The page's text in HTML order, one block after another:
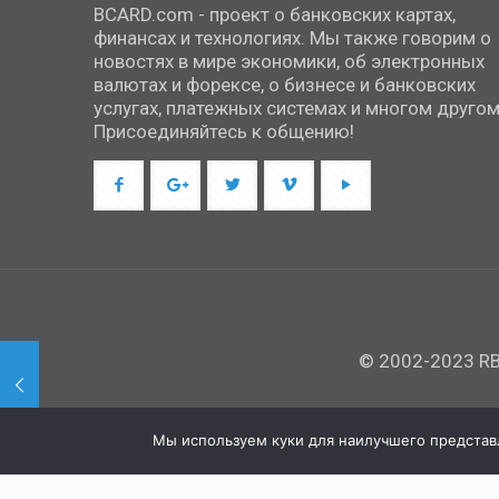
BCARD.com - проект о банковских картах,
финансах и технологиях. Мы также говорим о
новостях в мире экономики, об электронных
валютах и форексе, о бизнесе и банковских
услугах, платежных системах и многом
Присоединяйтесь к общению!
© 2002-2023
Мы используем куки для наилучшего